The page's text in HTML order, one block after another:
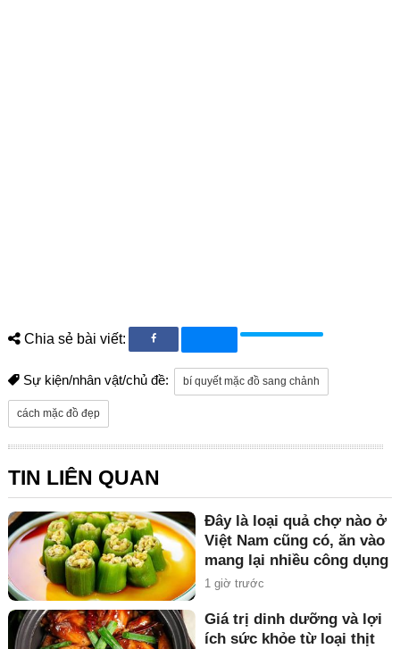
Chia sẻ bài viết:
Sự kiện/nhân vật/chủ đề: bí quyết mặc đồ sang chảnh
cách mặc đồ đẹp
TIN LIÊN QUAN
Đây là loại quả chợ nào ở
Việt Nam cũng có, ăn vào
mang lại nhiều công dụng
bất ngờ
1 giờ trước
Giá trị dinh dưỡng và lợi
ích sức khỏe từ loại thịt